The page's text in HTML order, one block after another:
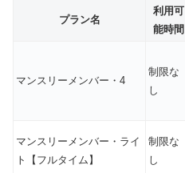
プラン名
利用可
能時間
マンスリーメンバー・4
制限な
し
マンスリーメンバー・ライ
ト【フルタイム】
制限な
し